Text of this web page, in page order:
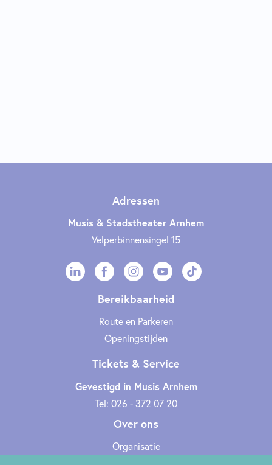
Adressen
Musis & Stadstheater Arnhem
Velperbinnensingel 15
Bereikbaarheid
Route en Parkeren
Openingstijden
Tickets & Service
Gevestigd in Musis Arnhem
Tel: 026 - 372 07 20
Over ons
Organisatie